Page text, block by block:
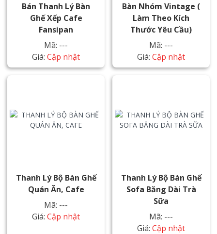
Bán Thanh Lý Bàn
Ghế Xếp Cafe
Fansipan
Mã: ---
Giá: Cập nhật
Bàn Nhóm Vintage (
Làm Theo Kích
Thước Yêu Cầu)
Mã: ---
Giá: Cập nhật
Thanh Lý Bộ Bàn Ghế
Quán Ăn, Cafe
Mã: ---
Giá: Cập nhật
Thanh Lý Bộ Bàn Ghế
Sofa Băng Dài Trà
Sữa
Mã: ---
Giá: Cập nhật